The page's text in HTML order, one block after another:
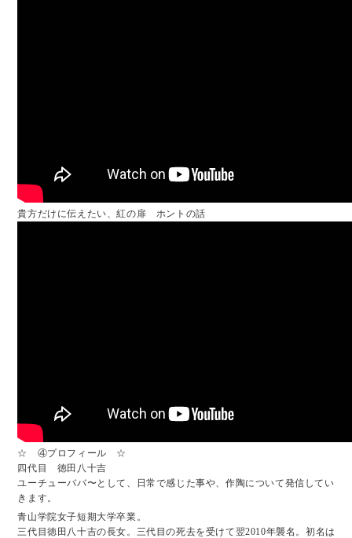
貴方だけに伝えたい、紅の扉 ホントの話
☆ ④プロフィール ☆
四代目 徳田八十吉
ユーチューババ〜として、日常で感じた事や、作陶について発信してい
きます。
青山学院女子短期大学卒業。
三代目徳田八十吉の長女。三代目の死去を受けて翌2010年襲名。初名は